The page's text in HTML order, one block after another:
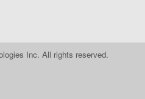
Inc. All rights reserved.